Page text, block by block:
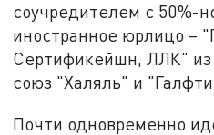
соучредителем с 50%-
иностранное юрлицо –
Сертификейшн, ЛЛК" из
союз "Халяль" и
Почти одновременно